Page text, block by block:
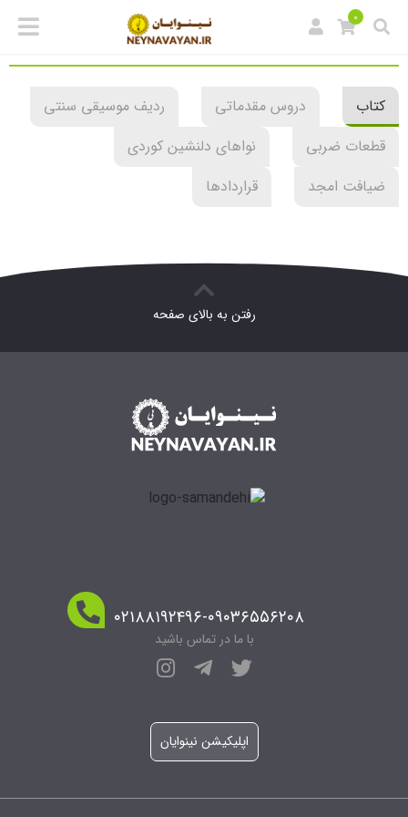
0
کتاب دروس مقدماتی
ردیف موسیقی سنتی
قطعات ضربی
نواهای دلنشین کوردی
ضیافت امجد
قراردادها
رفتن به بالای صفحه
۰۲۱۸۸۱۹۲۴۹۶-۰۹۰۳۶۵۵۶۲۰۸
با ما در تماس باشید
اپلیکیشن نینوایان